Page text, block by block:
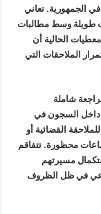
في الجمهورية. تعاني
طويلة وسط مطالبات
الحالية أن
الملاحقات التي
شاملة
داخل السجون في
القضائية أو
محظورة. تتفاقم
مسيرتهم
في ظل الظروف